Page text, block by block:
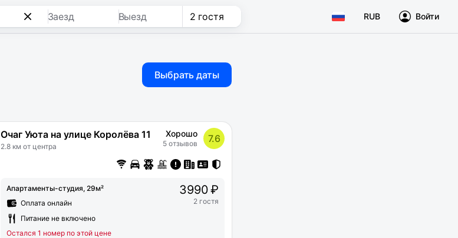
Заезд Выезд 2 гостя RUB Войти
Выбрать даты
Очаг Уюта на улице Королёва 11
2.8 км от центра
Хорошо
5 отзывов 7.6
Апартаменты-студия, 29м²
Оплата онлайн
Питание не включено
Остался 1 номер по этой цене
3990 ₽
2 гостя